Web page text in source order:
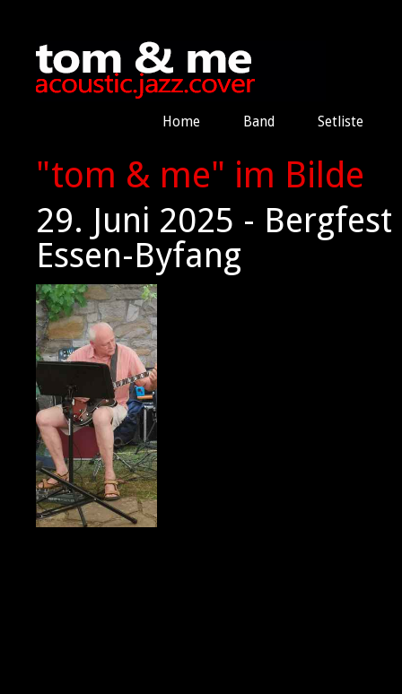
Home Band Setliste
"tom & me" im Bilde
29. Juni 2025 -
Essen-Byfang